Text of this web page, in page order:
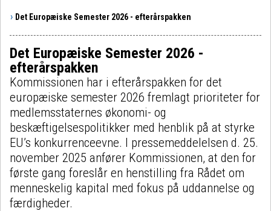
Det Europæiske Semester 2026 - efterårspakken
Det Europæiske Semester 2026 -
efterårspakken
Kommissionen har i efterårspakken for det
europæiske semester 2026 fremlagt prioriteter for
medlemsstaternes økonomi- og
beskæftigelsespolitikker med henblik på at styrke
EU’s konkurrenceevne. I pressemeddelelsen d. 25.
november 2025 anfører Kommissionen, at den for
første gang foreslår en henstilling fra Rådet om
menneskelig kapital med fokus på uddannelse og
færdigheder.